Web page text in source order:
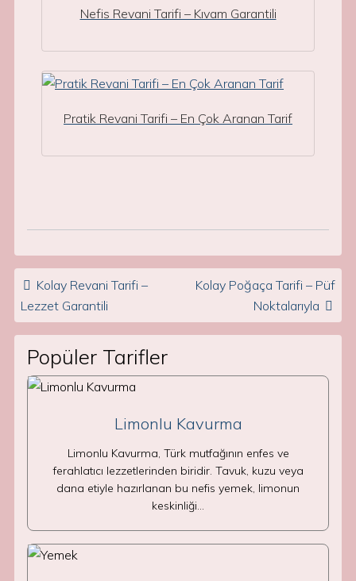
Nefis Revani Tarifi – Kıvam Garantili
Pratik Revani Tarifi – En Çok Aranan Tarif
Post navigation
Kolay Revani Tarifi –
Lezzet Garantili
Kolay Poğaça Tarifi – Püf
Noktalarıyla
Popüler Tarifler
Limonlu Kavurma
Limonlu Kavurma, Türk mutfağının enfes ve
ferahlatıcı lezzetlerinden biridir. Tavuk, kuzu veya
dana etiyle hazırlanan bu nefis yemek, limonun
keskinliği…